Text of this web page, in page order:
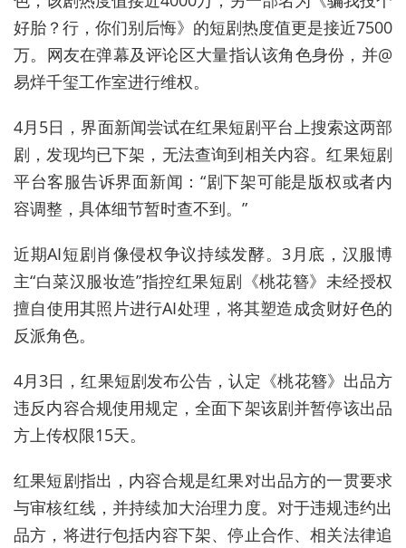
好胎？行，你们别后悔》的短剧热度值更是接近7500
万。网友在弹幕及评论区大量指认该角色身份，并@
易烊千玺工作室进行维权。
4月5日，界面新闻尝试在红果短剧平台上搜索这两部
剧，发现均已下架，无法查询到相关内容。红果短剧
平台客服告诉界面新闻：“剧下架可能是版权或者内
容调整，具体细节暂时查不到。”
近期AI短剧肖像侵权争议持续发酵。3月底，汉服博
主“白菜汉服妆造”指控红果短剧《桃花簪》未经授权
擅自使用其照片进行AI处理，将其塑造成贪财好色的
反派角色。
4月3日，红果短剧发布公告，认定《桃花簪》出品方
违反内容合规使用规定，全面下架该剧并暂停该出品
方上传权限15天。
红果短剧指出，内容合规是红果对出品方的一贯要求
与审核红线，并持续加大治理力度。对于违规违约出
品方，将进行包括内容下架、停止合作、相关法律追